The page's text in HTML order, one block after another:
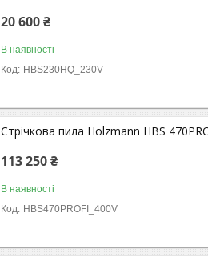
20 600 ₴
В наявності
HBS230HQ_230V
Стрічкова пила Holzmann HBS
113 250 ₴
В наявності
HBS470PROFI_400V